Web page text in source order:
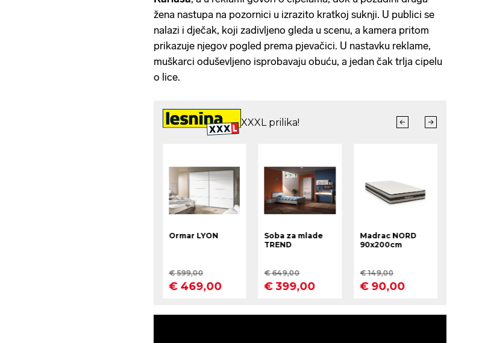
žena nastupa na pozornici u izrazito kratkoj suknji. U publici se
nalazi i dječak, koji zadivljeno gleda u scenu, a kamera pritom
prikazuje njegov pogled prema pjevačici. U nastavku reklame,
muškarci oduševljeno isprobavaju obuću, a jedan čak trlja cipelu
o lice.